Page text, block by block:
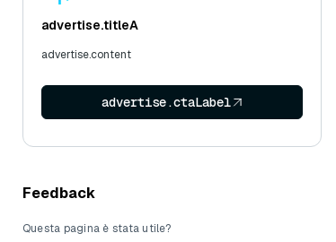
advertise.titleA
advertise.content
advertise.ctaLabel
Feedback
Questa pagina è stata utile?